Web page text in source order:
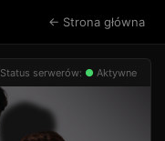
← Strona główna
Status serwerów: ● Aktywne